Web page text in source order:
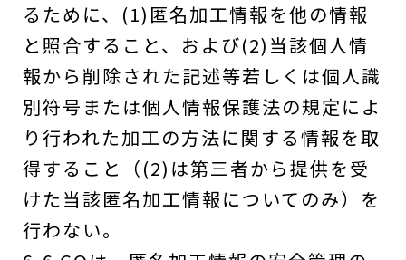
るために、(1)匿名加工情報を他の情報
と照合すること、および(2)当該個人情
報から削除された記述等若しくは個人識
別符号または個人情報保護法の規定によ
り行われた加工の方法に関する情報を取
得すること（(2)は第三者から提供を受
けた当該匿名加工情報についてのみ）を
行わない。